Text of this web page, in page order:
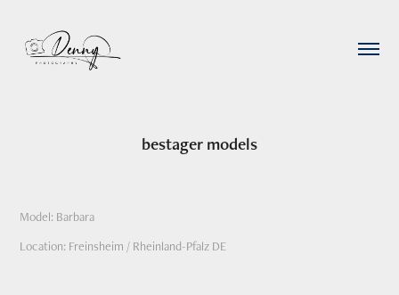
bestager models
Model: Barbara
Location: Freinsheim / Rheinland-Pfalz DE